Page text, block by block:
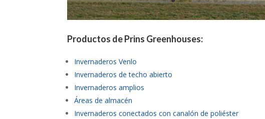
Productos de Prins Greenhouses:
Invernaderos Venlo
Invernaderos de techo abierto
Invernaderos amplios
Áreas de almacén
Invernaderos conectados con canalón de poliéster